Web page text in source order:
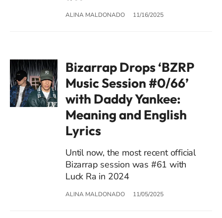
ALINA MALDONADO 11/16/2025
Bizarrap Drops ‘BZRP
Music Session #0/66’
with Daddy Yankee:
Meaning and English
Lyrics
Until now, the most recent official
Bizarrap session was #61 with
Luck Ra in 2024
ALINA MALDONADO 11/05/2025